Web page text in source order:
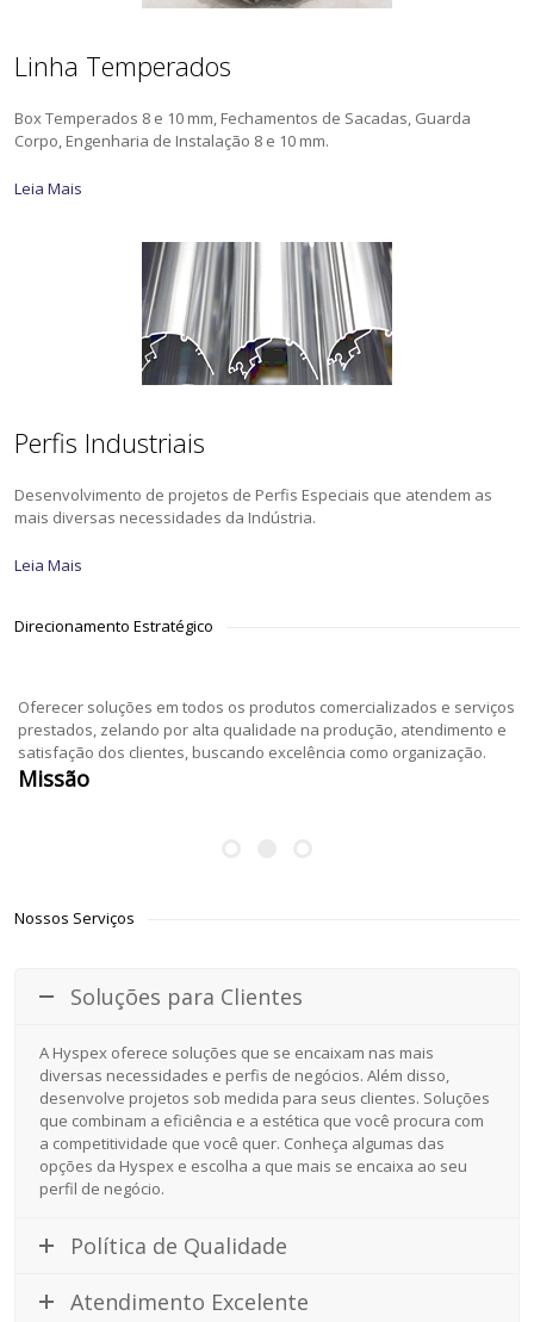
Linha Temperados
Box Temperados 8 e 10 mm, Fechamentos de Sacadas, Guarda
Corpo, Engenharia de Instalação 8 e 10 mm.
Leia Mais
Perfis Industriais
Desenvolvimento de projetos de Perfis Especiais que atendem as
mais diversas necessidades da Indústria.
Leia Mais
Direcionamento Estratégico
Oferecer soluções em todos os produtos comercializados e serviços
prestados, zelando por alta qualidade na produção, atendimento e
satisfação dos clientes, buscando excelência como organização.
Missão
Nossos Serviços
Soluções para Clientes
A Hyspex oferece soluções que se encaixam nas mais
diversas necessidades e perfis de negócios. Além disso,
desenvolve projetos sob medida para seus clientes. Soluções
que combinam a eficiência e a estética que você procura com
a competitividade que você quer. Conheça algumas das
opções da Hyspex e escolha a que mais se encaixa ao seu
perfil de negócio.
Política de Qualidade
Atendimento Excelente